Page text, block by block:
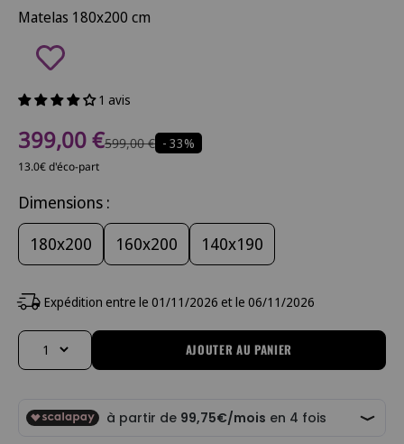
Matelas 180x200 cm
1 avis
Prix de vente
399,00 €Prix normal
599,00 € - 33%
13.0€ d'éco-part
Dimensions :
180x200
160x200 140x190
Expédition entre le 01/11/2026 et le 06/11/2026
Changer la quantité
AJOUTER AU PANIER